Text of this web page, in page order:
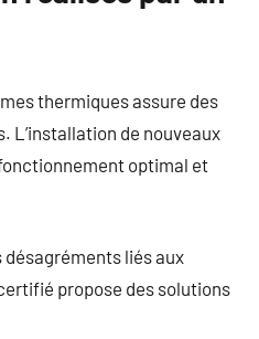
thermiques assure des
L’installation de nouveaux
optimal et
liés aux
propose des solutions